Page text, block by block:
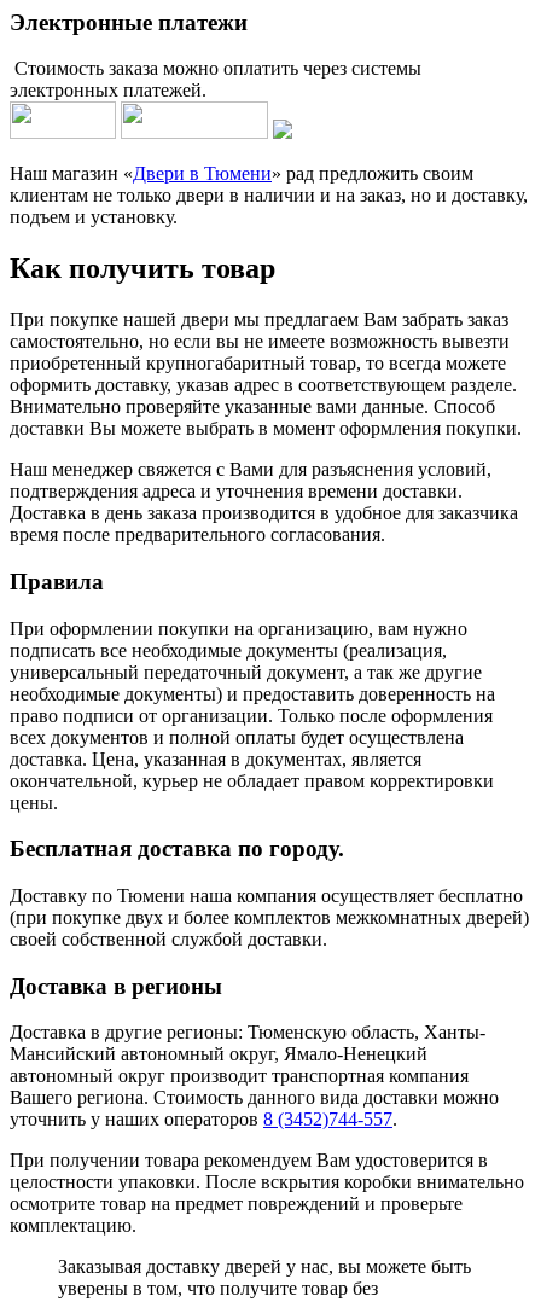
Электронные платежи
Стоимость заказа можно оплатить через системы
электронных платежей.
Наш магазин «Двери в Тюмени» рад предложить своим
клиентам не только двери в наличии и на заказ, но и доставку,
подъем и установку.
Как получить товар
При покупке нашей двери мы предлагаем Вам забрать заказ
самостоятельно, но если вы не имеете возможность вывезти
приобретенный крупногабаритный товар, то всегда можете
оформить доставку, указав адрес в соответствующем разделе.
Внимательно проверяйте указанные вами данные. Способ
доставки Вы можете выбрать в момент оформления покупки.
Наш менеджер свяжется с Вами для разъяснения условий,
подтверждения адреса и уточнения времени доставки.
Доставка в день заказа производится в удобное для заказчика
время после предварительного согласования.
Правила
При оформлении покупки на организацию, вам нужно
подписать все необходимые документы (реализация,
универсальный передаточный документ, а так же другие
необходимые документы) и предоставить доверенность на
право подписи от организации. Только после оформления
всех документов и полной оплаты будет осуществлена
доставка. Цена, указанная в документах, является
окончательной, курьер не обладает правом корректировки
цены.
Бесплатная доставка по городу.
Доставку по Тюмени наша компания осуществляет бесплатно
(при покупке двух и более комплектов межкомнатных дверей)
своей собственной службой доставки.
Доставка в регионы
Доставка в другие регионы: Тюменскую область, Ханты-
Мансийский автономный округ, Ямало-Ненецкий
автономный округ производит транспортная компания
Вашего региона. Стоимость данного вида доставки можно
уточнить у наших операторов 8 (3452)744-557.
При получении товара рекомендуем Вам удостоверится в
целостности упаковки. После вскрытия коробки внимательно
осмотрите товар на предмет повреждений и проверьте
комплектацию.
Заказывая доставку дверей у нас, вы можете быть
уверены в том, что получите товар без